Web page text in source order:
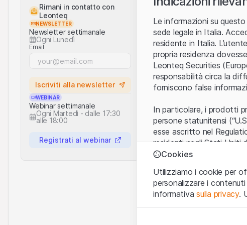
Rimani in contatto con
Leonteq
NEWSLETTER
Newsletter settimanale
Ogni Lunedì
Email
Iscriviti alla newsletter
WEBINAR
Webinar settimanale
Ogni Martedì - dalle 17:30
alle 18:00
Registrati al webinar
debutta
primo
Il team
più
24
più
17
più
Le informazioni su
sede legale in Italia.
residente in Italia.
propria residenza
Leonteq Securities
responsabilità circa la
forniscono false
In particolare, i prodotti
persone statunitensi
esse ascritto nel
residenti negli Stati Uniti
Con l’accesso al sito
informazioni legali, le
cui leCondizioni di
Cookies
Utilizziamo i cookie per
personalizzare i
informativasulla privacy.